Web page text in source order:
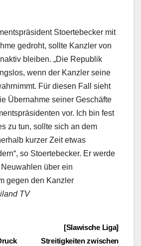
Stoertebecker mit
gedroht, sollte Kanzler von
bleiben. „Die Republik
wenn der Kanzler seine
Für diesen Fall sieht
Übernahme seiner Geschäfte
vor. Ich bin fest
zu tun, sollte sich an dem
kurzer Zeit etwas
so Stoertebecker. Er werde
über ein
gegen den Kanzler
TV
[Slawische Liga]
Streitigkeiten zwischen